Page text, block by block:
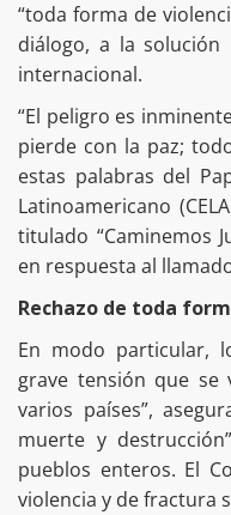
“toda forma de
diálogo, a la
internacional.
“El peligro es
pierde con la paz;
estas palabras del
Latinoamericano
titulado “Caminemos
en respuesta al
Rechazo de toda
En modo particular,
grave tensión que se
varios países”,
muerte y
pueblos enteros. El
violencia y de fractura